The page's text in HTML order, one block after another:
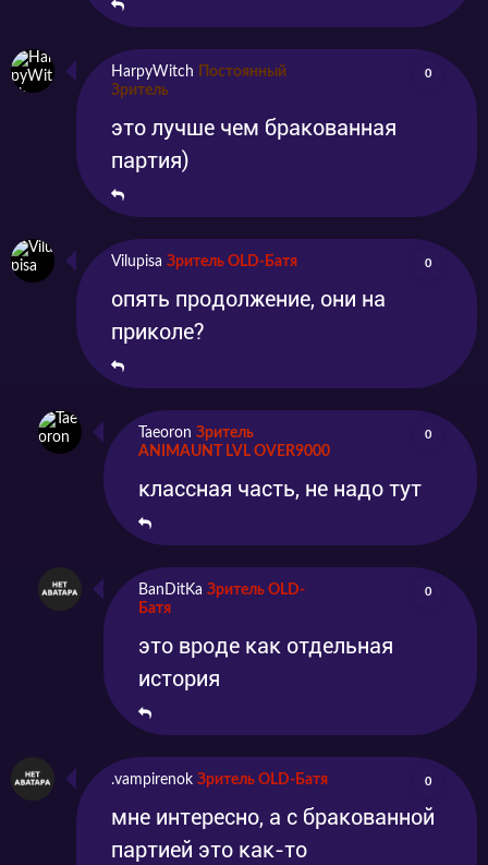
HarpyWitch
Постоянный
Зритель
0
это лучше чем бракованная
партия)
Vilupisa Зритель OLD-Батя 0
опять продолжение, они на
приколе?
Taeoron Зритель
ANIMAUNT LVL OVER9000
0
классная часть, не надо тут
BanDitKa Зритель OLD-
Батя
0
это вроде как отдельная
история
.vampirenok Зритель OLD-Батя 0
мне интересно, а с бракованной
партией это как-то